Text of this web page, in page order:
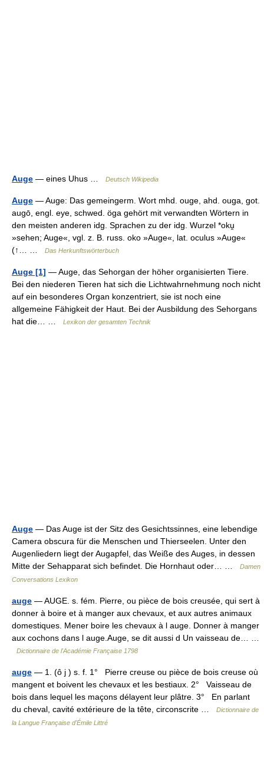
Auge — eines Uhus … Deutsch Wikipedia
Auge — Auge: Das gemeingerm. Wort mhd. ouge, ahd. ouga, got.
augō, engl. eye, schwed. öga gehört mit verwandten Wörtern in
den meisten anderen idg. Sprachen zu der idg. Wurzel *oku̯
»sehen; Auge«, vgl. z. B. russ. oko »Auge«, lat. oculus »Auge«
(↑… …
Das Herkunftswörterbuch
Auge [1] — Auge, das Sehorgan der höher organisierten Tiere.
Bei den niederen Tieren hat sich die Lichtwahrnehmung noch nicht
auf ein besonderes Organ konzentriert, sie ist noch eine
allgemeine Fähigkeit der Haut. Bei der Ausbildung des Sehorgans
hat die… …
Lexikon der gesamten Technik
Auge — Das Auge ist der Sitz des Gesichtssinnes, eine lebendige
Camera obscura für die Menschen und Thierseelen. Unter den
Augenliedern liegt der Augapfel, das Weiße des Auges, in dessen
Mitte der Sehapparat sich befindet. Die Hornhaut oder… …
Damen
Conversations Lexikon
auge — AUGE. s. fém. Pierre, ou pièce de bois creusée, qui sert à
donner à boire et à manger aux chevaux, et aux autres animaux
domestiques. Mener boire les chevaux à l auge. Donner à manger
aux cochons dans l auge.Auge, se dit aussi d Un vaisseau de… …
Dictionnaire de l'Académie Française 1798
auge — 1. (ô j ) s. f. 1° Pierre creuse ou pièce de bois creuse où
mangent et boivent les chevaux et les bestiaux. 2° Vaisseau de
bois dans lequel les maçons délayent leur plâtre. 3° En parlant
du cheval, cavité extérieure de la tête, circonscrite …
Dictionnaire de
la Langue Française d'Émile Littré